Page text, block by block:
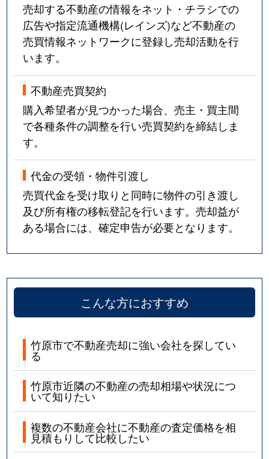
売却する不動産の情報をネット・チラシでの
広告や指定流通機構(レインズ)など不動産の
売買情報ネットワークに登録し売却活動を行
います。
不動産売買契約
購入希望者が見つかった場合、売主・買主間
で各種条件の調整を行い売買契約を締結しま
す。
代金の受領・物件引渡し
売買代金を受け取りと同時に物件の引き渡し
及び所有権の移転登記を行います。売却益が
ある場合には、確定申告が必要となります。
こんな方におすすめ
竹原市で不動産売却に強い会社を探してい
る
竹原市近隣の不動産の売却相場や状況につ
いて知りたい
複数の不動産会社に不動産の査定価格を相
見積もりして比較したい